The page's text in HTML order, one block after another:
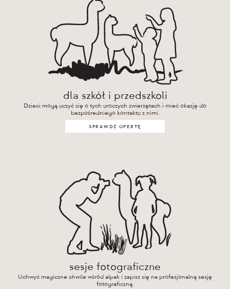
dla szkół i przedszkoli
Dzieci mogą uczyć się o tych uroczych zwierzętach i mieć okazję do
bezpośredniego kontaktu z nimi.
SPRAWDŹ OFERTĘ
sesje fotograficzne
Uchwyć magiczne chwile wśród alpak i zapisz się na profesjonalną sesję
fotograficzną.